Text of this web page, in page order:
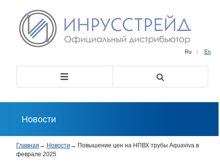
Ru | En
Новости
Главная → Новости → Повышение цен на НПВХ трубы Aquaviva в
феврале 2025